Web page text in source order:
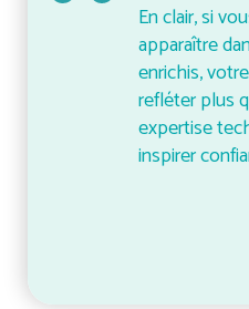
En clair, si
apparaître
enrichis,
refléter plus
expertise
inspirer